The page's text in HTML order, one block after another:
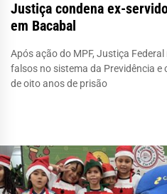
Justiça condena ex-
em Bacabal
Após ação do MPF, Justiça
falsos no sistema da Previdência
de oito anos de prisão